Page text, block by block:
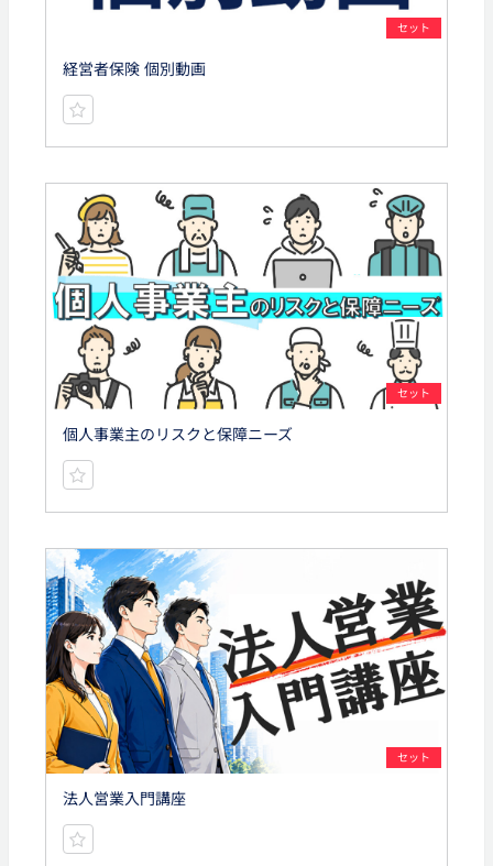
セット
経営者保険 個別動画
セット
個人事業主のリスクと保障ニーズ
セット
法人営業入門講座